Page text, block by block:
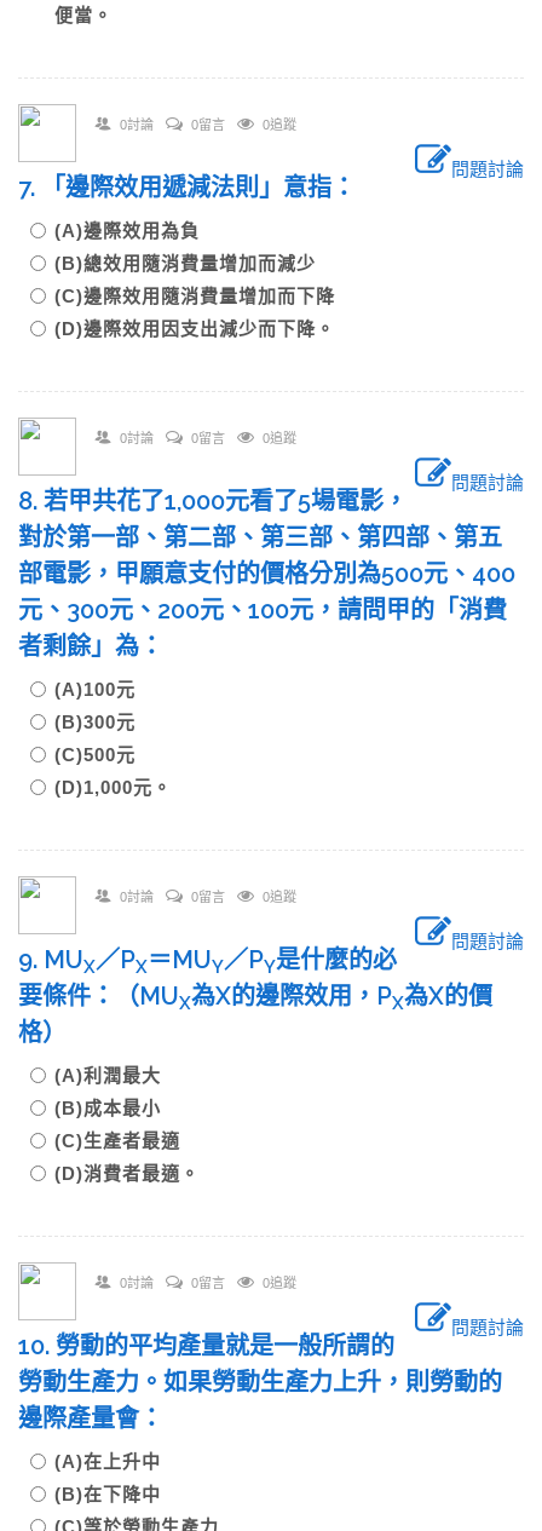
便當。
0討論 0留言 0追蹤
問題討論
7. 「邊際效用遞減法則」意指：
(A)邊際效用為負
(B)總效用隨消費量增加而減少
(C)邊際效用隨消費量增加而下降
(D)邊際效用因支出減少而下降。
0討論 0留言 0追蹤
問題討論
8. 若甲共花了1,000元看了5場電影，
對於第一部、第二部、第三部、第四部、第五
部電影，甲願意支付的價格分別為500元、400
元、300元、200元、100元，請問甲的「消費
者剩餘」為：
(A)100元
(B)300元
(C)500元
(D)1,000元。
0討論 0留言 0追蹤
問題討論
9. MUX／PX＝MUY／PY是什麼的必
要條件：（MUX為X的邊際效用，PX為X的價
格）
(A)利潤最大
(B)成本最小
(C)生產者最適
(D)消費者最適。
0討論 0留言 0追蹤
問題討論
10. 勞動的平均產量就是一般所謂的
勞動生產力。如果勞動生產力上升，則勞動的
邊際產量會：
(A)在上升中
(B)在下降中
(C)等於勞動生產力